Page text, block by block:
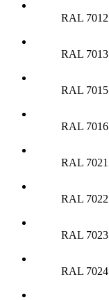
RAL 7012
RAL 7013
RAL 7015
RAL 7016
RAL 7021
RAL 7022
RAL 7023
RAL 7024